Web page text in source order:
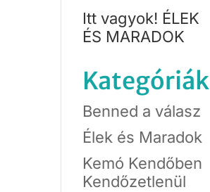
Itt vagyok! ÉLEK
ÉS MARADOK
Kategóriák
Benned a válasz
Élek és Maradok
Kemó Kendőben
Kendőzetlenül